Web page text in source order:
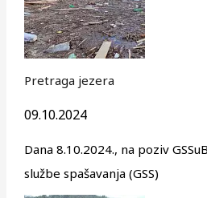
Pretraga jezera
09.10.2024
Dana 8.10.2024., na poziv
službe spašavanja (GSS)